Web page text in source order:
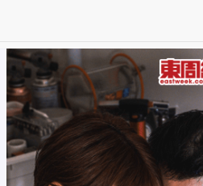
卓越女性
玄學靈異
東勝運程
智富天下